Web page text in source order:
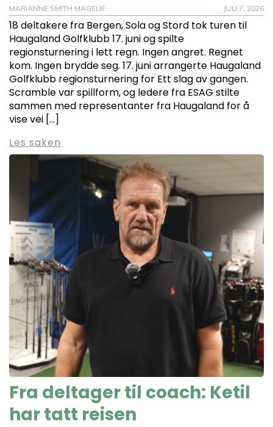
MARIANNE SMITH MAGELIE JULI 7, 2026
18 deltakere fra Bergen, Sola og Stord tok turen til
Haugaland Golfklubb 17. juni og spilte
regionsturnering i lett regn. Ingen angret. Regnet
kom. Ingen brydde seg. 17. juni arrangerte Haugaland
Golfklubb regionsturnering for Ett slag av gangen.
Scramble var spillform, og ledere fra ESAG stilte
sammen med representanter fra Haugaland for å
vise vei […]
Les saken
Fra deltager til coach: Ketil
har tatt reisen